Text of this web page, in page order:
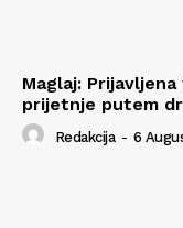
Maglaj:
prijetnje putem
Redakcija - 6